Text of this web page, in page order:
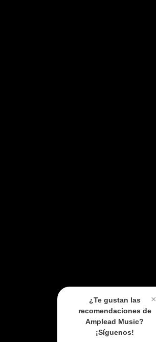
×
¿Te gustan las
recomendaciones de
Amplead Music?
¡Síguenos!